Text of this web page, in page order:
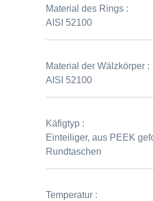
Material des Rings :
AISI 52100
Material der Wälzkörper :
AISI 52100
Käfigtyp :
Einteiliger, aus PEEK
Rundtaschen
Temperatur :